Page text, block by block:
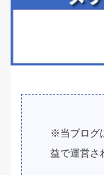
※当ブログ
益で運営さ